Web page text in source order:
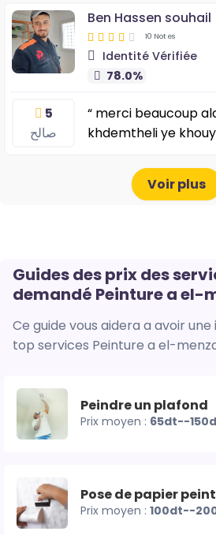
Ben Hassen souhail
10 Notes
Identité Vérifiée
78.0%
5
صالح
“ merci beaucoup
khdemtheli ye
Voir plus
Guides des prix des
demandé Peinture a el-
Ce guide vous aidera a avoir une idée des tarifs des
top services Peinture a el-
Peindre un plafond
Prix moyen : 65dt--
Pose de papier peint
Prix moyen : 100dt--